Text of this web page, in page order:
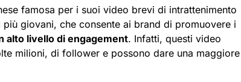
famosa per i suoi video brevi di intrattenimento
giovani, che consente ai brand di promuovere i
alto livello di engagement. Infatti, questi video
milioni, di follower e possono dare una maggiore